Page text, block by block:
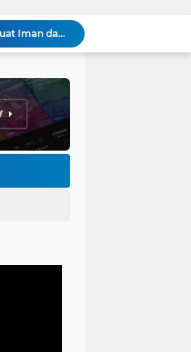
Penataan Kabel Udara FO di Cimahi Capai 15 KM, Target Kota Bebas Kabel Semrawut
Bupati Jeje Ritchie Ismail Rotasikan Kadishub dan Kadisbudpar, Serta Lantik Ratusan ASN Bandung Barat
H. Bagus Machdiyantoro Resmi Pimpin Komunitas BBC Periode 2026–2031, Siap Perkuat Solidaritas dan Hadirkan Program Nyata untuk Masyarakat
Ketum Paguyuban Cepot Motah Resmikan 28 UMKM, Siap Gelar Festival Budaya dan UMKM di Jalan Braga
Program Gaslah Kota Bandung Raih Apresiasi Pemerintah Pusat, Pengolahan Sampah Capai 30 Persen